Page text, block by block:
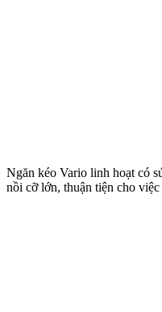
Ngăn kéo Vario linh hoạt có
nồi cỡ lớn, thuận tiện cho